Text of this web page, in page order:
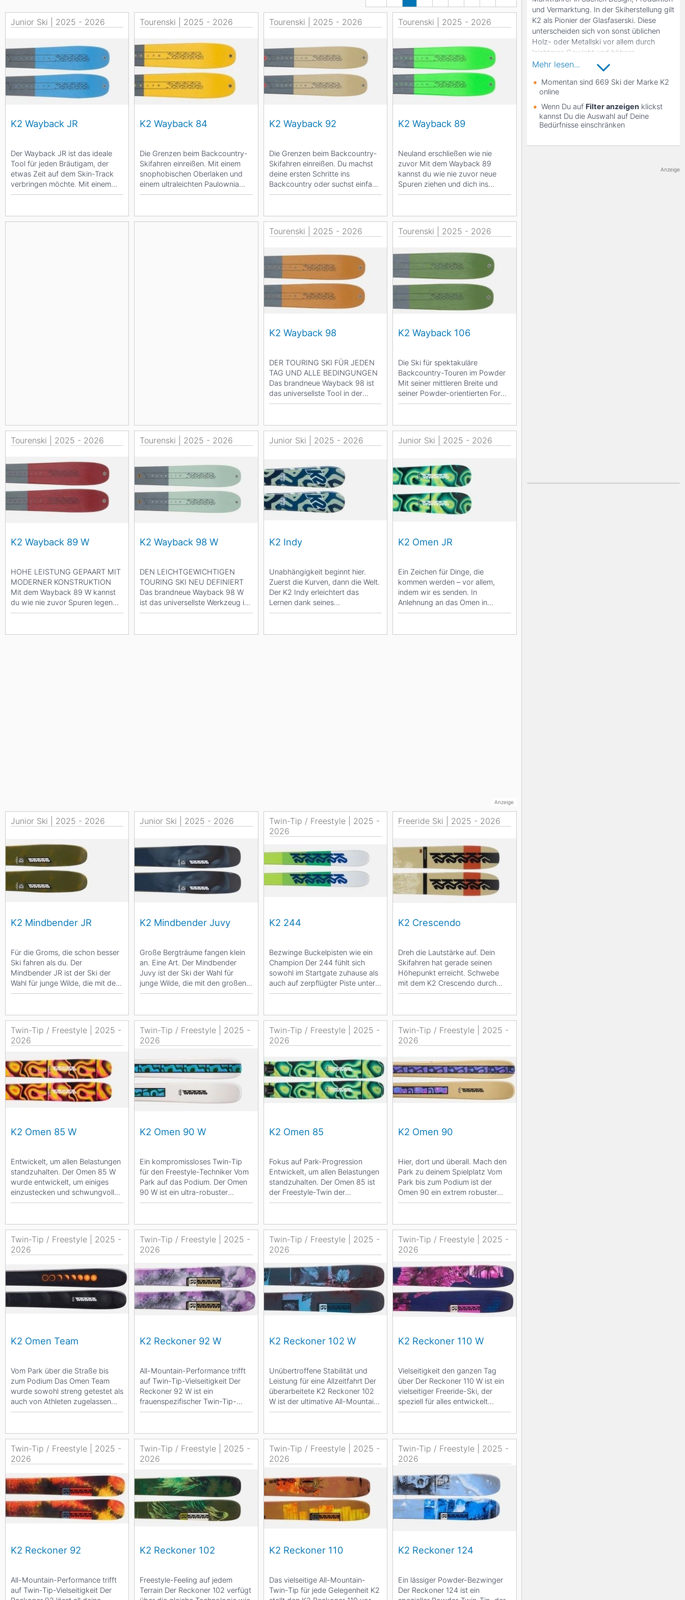
Junior Ski | 2025 - 2026
K2 Wayback JR
Der Wayback JR ist das ideale
Tool für jeden Bräutigam, der
etwas Zeit auf dem Skin-Track
verbringen möchte. Mit einem
wendigen...
Tourenski | 2025 - 2026
K2 Wayback 84
Die Grenzen beim Backcountry-
Skifahren einreißen. Mit einem
snophobischen Oberlaken und
einem ultraleichten Paulownia
Tour Light-Kern ist...
Tourenski | 2025 - 2026
K2 Wayback 92
Die Grenzen beim Backcountry-
Skifahren einreißen. Du machst
deine ersten Schritte ins
Backcountry oder suchst einfach
nach einem...
Tourenski | 2025 - 2026
K2 Wayback 89
Neuland erschließen wie nie
zuvor Mit dem Wayback 89
kannst du wie nie zuvor neue
Spuren ziehen und dich ins
Vergnügen stürzen. Der...
Tourenski | 2025 - 2026
K2 Wayback 98
DER TOURING SKI FÜR JEDEN
TAG UND ALLE BEDINGUNGEN
Das brandneue Wayback 98 ist
das universellste Tool in der
Wayback-Kollektion. Er ist...
Tourenski | 2025 - 2026
K2 Wayback 106
Die Ski für spektakuläre
Backcountry-Touren im Powder
Mit seiner mittleren Breite und
seiner Powder-orientierten Form
ist der...
Tourenski | 2025 - 2026
K2 Wayback 89 W
HOHE LEISTUNG GEPAART MIT
MODERNER KONSTRUKTION
Mit dem Wayback 89 W kannst
du wie nie zuvor Spuren legen
und dich ins Vergnügen...
Tourenski | 2025 - 2026
K2 Wayback 98 W
DEN LEICHTGEWICHTIGEN
TOURING SKI NEU DEFINIERT
Das brandneue Wayback 98 W
ist das universellste Werkzeug in
der Wayback-Kollektion. Er...
Junior Ski | 2025 - 2026
K2 Indy
Unabhängigkeit beginnt hier.
Zuerst die Kurven, dann die Welt.
Der K2 Indy erleichtert das
Lernen dank seines
fehlerverzeihenden Flex und...
Junior Ski | 2025 - 2026
K2 Omen JR
Ein Zeichen für Dinge, die
kommen werden – vor allem,
indem wir es senden. In
Anlehnung an das Omen in
Originalgröße bietet der Jr...
Anzeige
Junior Ski | 2025 - 2026
K2 Mindbender JR
Für die Groms, die schon besser
Ski fahren als du. Der
Mindbender JR ist der Ski der
Wahl für junge Wilde, die mit den
großen Hunden im...
Junior Ski | 2025 - 2026
K2 Mindbender Juvy
Große Bergträume fangen klein
an. Eine Art. Der Mindbender
Juvy ist der Ski der Wahl für
junge Wilde, die mit den großen
Hunden im...
Twin-Tip / Freestyle | 2025 -
2026
K2 244
Bezwinge Buckelpisten wie ein
Champion Der 244 fühlt sich
sowohl im Startgate zuhause als
auch auf zerpflügter Piste unter
blauen Himmel...
Freeride Ski | 2025 - 2026
K2 Crescendo
Dreh die Lautstärke auf. Dein
Skifahren hat gerade seinen
Höhepunkt erreicht. Schwebe
mit dem K2 Crescendo durch
den tiefsten...
Twin-Tip / Freestyle | 2025 -
2026
K2 Omen 85 W
Entwickelt, um allen Belastungen
standzuhalten. Der Omen 85 W
wurde entwickelt, um einiges
einzustecken und schwungvoll
zurückzukommen,...
Twin-Tip / Freestyle | 2025 -
2026
K2 Omen 90 W
Ein kompromissloses Twin-Tip
für den Freestyle-Techniker Vom
Park auf das Podium. Der Omen
90 W ist ein ultra-robuster
Freestyle-Twin,...
Twin-Tip / Freestyle | 2025 -
2026
K2 Omen 85
Fokus auf Park-Progression
Entwickelt, um allen Belastungen
standzuhalten. Der Omen 85 ist
der Freestyle-Twin der
Einstiegsklasse, der...
Twin-Tip / Freestyle | 2025 -
2026
K2 Omen 90
Hier, dort und überall. Mach den
Park zu deinem Spielplatz Vom
Park bis zum Podium ist der
Omen 90 ein extrem robuster
Freestyle-Twin,...
Twin-Tip / Freestyle | 2025 -
2026
K2 Omen Team
Vom Park über die Straße bis
zum Podium Das Omen Team
wurde sowohl streng getestet als
auch von Athleten zugelassen
und ist der...
Twin-Tip / Freestyle | 2025 -
2026
K2 Reckoner 92 W
All-Mountain-Performance trifft
auf Twin-Tip-Vielseitigkeit Der
Reckoner 92 W ist ein
frauenspezifischer Twin-Tip-
Schuh, der dich...
Twin-Tip / Freestyle | 2025 -
2026
K2 Reckoner 102 W
Unübertroffene Stabilität und
Leistung für eine Allzeitfahrt Der
überarbeitete K2 Reckoner 102
W ist der ultimative All-Mountain-
Ski...
Twin-Tip / Freestyle | 2025 -
2026
K2 Reckoner 110 W
Vielseitigkeit den ganzen Tag
über Der Reckoner 110 W ist ein
vielseitiger Freeride-Ski, der
speziell für alles entwickelt
wurde, von...
Twin-Tip / Freestyle | 2025 -
2026
K2 Reckoner 92
All-Mountain-Performance trifft
auf Twin-Tip-Vielseitigkeit Der
Twin-Tip / Freestyle | 2025 -
2026
K2 Reckoner 102
Freestyle-Feeling auf jedem
Terrain Der Reckoner 102 verfügt
Twin-Tip / Freestyle | 2025 -
2026
K2 Reckoner 110
Das vielseitige All-Mountain-
Twin-Tip für jede Gelegenheit K2
Twin-Tip / Freestyle | 2025 -
2026
K2 Reckoner 124
Ein lässiger Powder-Bezwinger
Der Reckoner 124 ist ein
Mehr lesen...
und Vermarktung. In der Skiherstellung gilt
K2 als Pionier der Glasfaserski. Diese
unterscheiden sich von sonst üblichen
Holz- oder Metallski vor allem durch
leichteres Gewicht und höhere
Belastungsfähigkeit.
K2 Ski ist Gesamtanbieter für den
Alpinsportbereich und bietet eine große
Snowboards, Helmen und Zubehör. Das
Unternehmen stellt auch Bikes, Inline-
Momentan sind 669 Ski der Marke K2
online
Wenn Du auf Filter anzeigen klickst
kannst Du die Auswahl auf Deine
Bedürfnisse einschränken
Anzeige
Japan China Russland Südkorea Türkei Georgien
Iran Indien Aserbaidschan
Ozeanien
Neuseeland Australien
Afrika
Ägypten
Südamerika
Argentinien Chile
Asien
Russland China
Blizzard Dynastar Salomon K2
Nordica Stöckli Scott Black Diamond